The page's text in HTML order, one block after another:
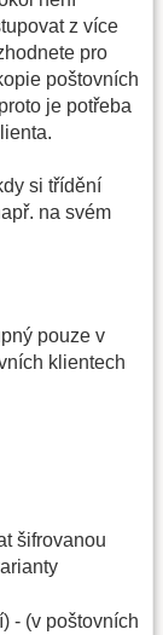
z více
pro
poštovních
je potřeba
si třídění
na svém
pouze v
klientech
šifrovanou
- (v poštovních